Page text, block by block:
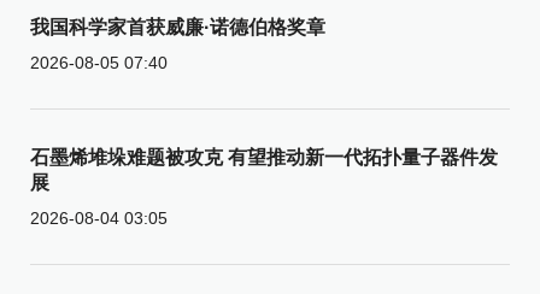
我国科学家首获威廉·诺德伯格奖章
2026-08-05 07:40
石墨烯堆垛难题被攻克 有望推动新一代拓扑量子器件发
展
2026-08-04 03:05